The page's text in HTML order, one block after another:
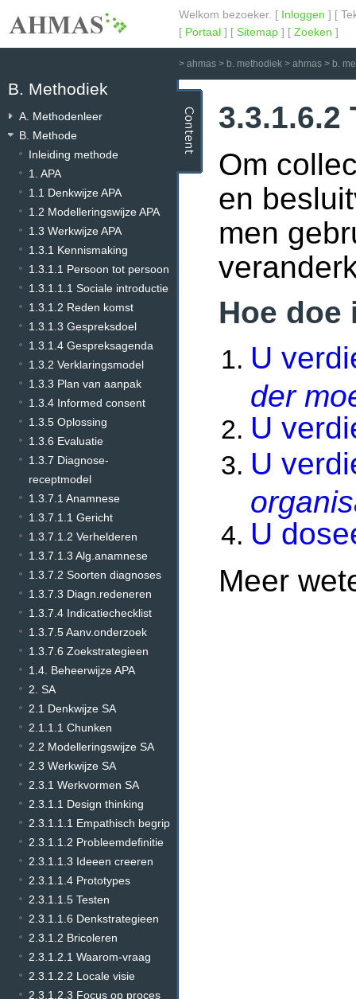
Welkom bezoeker. [ Inloggen ] [
[ Portaal ] [ Sitemap ] [ Zoeken ]
> ahmas > b. methodiek > ahmas > b.
B. Methodiek
A. Methodenleer
B. Methode
Inleiding methode
1. APA
1.1 Denkwijze APA
1.2 Modelleringswijze APA
1.3 Werkwijze APA
1.3.1 Kennismaking
1.3.1.1 Persoon tot persoon
1.3.1.1.1 Sociale introductie
1.3.1.2 Reden komst
1.3.1.3 Gespreksdoel
1.3.1.4 Gespreksagenda
1.3.2 Verklaringsmodel
1.3.3 Plan van aanpak
1.3.4 Informed consent
1.3.5 Oplossing
1.3.6 Evaluatie
1.3.7 Diagnose-
receptmodel
1.3.7.1 Anamnese
1.3.7.1.1 Gericht
1.3.7.1.2 Verhelderen
1.3.7.1.3 Alg.anamnese
1.3.7.2 Soorten diagnoses
1.3.7.3 Diagn.redeneren
1.3.7.4 Indicatiechecklist
1.3.7.5 Aanv.onderzoek
1.3.7.6 Zoekstrategieen
1.4. Beheerwijze APA
2. SA
2.1 Denkwijze SA
2.1.1.1 Chunken
2.2 Modelleringswijze SA
2.3 Werkwijze SA
2.3.1 Werkvormen SA
2.3.1.1 Design thinking
2.3.1.1.1 Empathisch begrip
2.3.1.1.2 Probleemdefinitie
2.3.1.1.3 Ideeen creeren
2.3.1.1.4 Prototypes
2.3.1.1.5 Testen
2.3.1.1.6 Denkstrategieen
2.3.1.2 Bricoleren
2.3.1.2.1 Waarom-vraag
2.3.1.2.2 Locale visie
2.3.1.2.3 Focus op proces
3.3.1.6.2
Om
en
men
Hoe doe
U
der
U
U
U
Meer